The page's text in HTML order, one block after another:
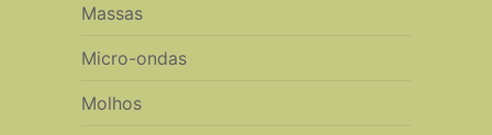
Massas
Micro-ondas
Molhos